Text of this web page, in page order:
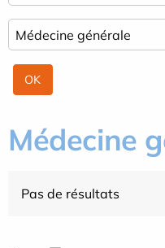
Médecine
Pas de résultats